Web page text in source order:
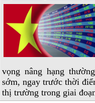
vọng nâng hạng
sớm, ngay trước thời
thị trường trong giai